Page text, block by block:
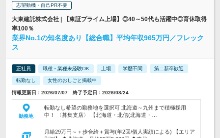
志望動機・自己PR不要
大東建託株式会社 | 【東証プライム上場】◎40～50代も活躍中◎育休取得
率100％
業界No.1の知名度あり【総合職】平均年収965万円／フレック
ス
正社員 職種・業種未経験OK 上場 学歴不問 第二新卒歓迎
転勤なし 女性のおしごと掲載中
情報更新日：2026/07/07 終了予定日：2026/08/24
勤務地
転勤なし希望の勤務地を選択可 北海道～九州まで積極採用
中！ 〈募集支店〉 【北海道・北信(北海道・…
月給29万円～＋歩合給＋賞与(年2回/個人実績による) 【エリア